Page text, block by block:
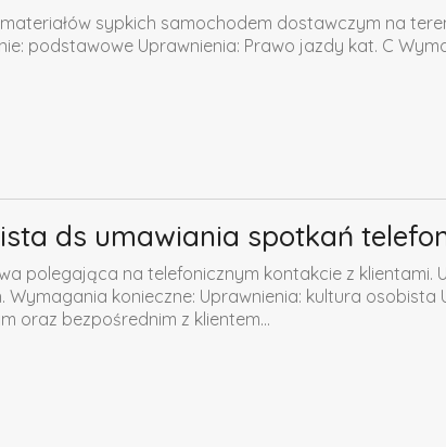
sypkich samochodem dostawczym na
podstawowe Uprawnienia: Prawo jazdy kat. C
ds umawiania spotkań
polegająca na telefonicznym kontakcie z klientami.
Wymagania konieczne: Uprawnienia: kultura
oraz bezpośrednim z klientem...